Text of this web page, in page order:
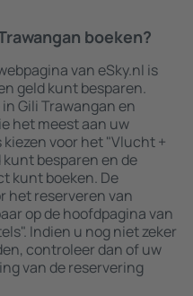
boeken?
van eSky.nl is
geld kunt besparen.
Gili Trawangan en
het meest aan uw
voor het "Vlucht +
besparen en de
kunt boeken. De
het reserveren van
op de hoofdpagina van
Indien u nog niet zeker
controleer dan of uw
van de reservering